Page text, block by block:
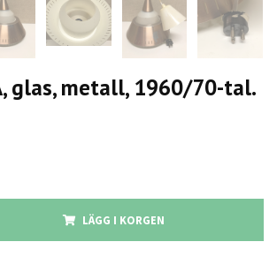
glas, metall, 1960/70-tal.
LÄGG I KORGEN